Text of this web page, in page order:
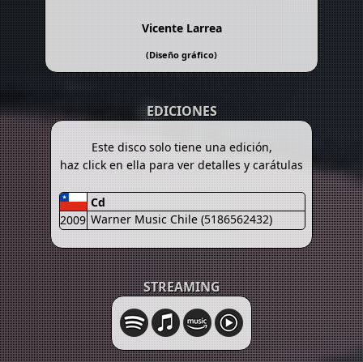
Vicente Larrea
(Diseño gráfico)
EDICIONES
Este disco solo tiene una edición,
haz click en ella para ver detalles y carátulas
2009
Cd
Warner Music Chile (5186562432)
STREAMING